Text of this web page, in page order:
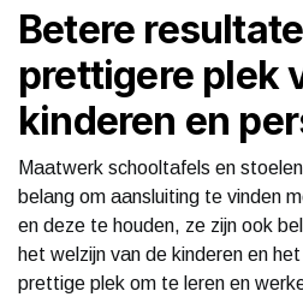
Betere
prettigere plek
kinderen en
Maatwerk schooltafels en
belang om aansluiting te vinden
en deze te houden, ze zijn ook
het welzijn van de kinderen en
prettige plek om te leren en